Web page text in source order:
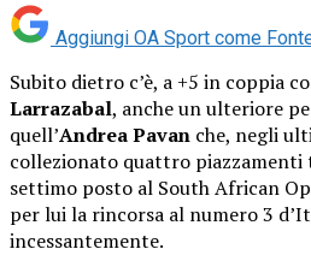
Aggiungi OA Sport come
Subito dietro c’è, a +5 in coppia
Larrazabal, anche un ulteriore
quell’Andrea Pavan che, negli
collezionato quattro
settimo posto al South African
per lui la rincorsa al numero 3
incessantemente.